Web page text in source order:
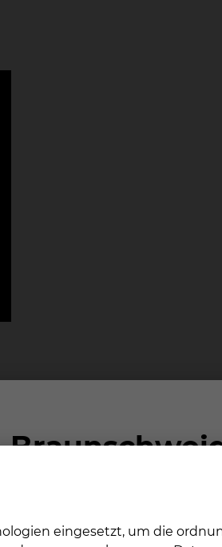
eingesetzt, um die